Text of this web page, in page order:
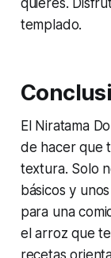
quieres.
templado.
El Niratama
de hacer que
textura. Solo
básicos y
para una
el arroz que